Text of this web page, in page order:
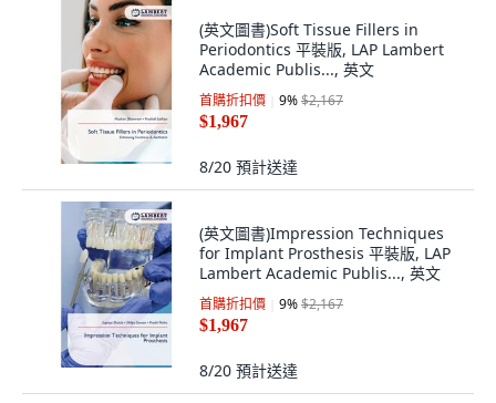
(英文圖書)Soft Tissue Fillers in
Periodontics 平裝版, LAP Lambert
Academic Publis..., 英文
首購折扣價 9%$2,167
$1,967
8/20 預計送達
(英文圖書)Impression Techniques
for Implant Prosthesis 平裝版, LAP
Lambert Academic Publis..., 英文
首購折扣價 9%$2,167
$1,967
8/20 預計送達